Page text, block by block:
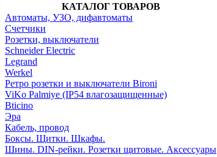
КАТАЛОГ ТОВАРОВ
Автоматы, УЗО, дифавтоматы
Счетчики
Розетки, выключатели
Schneider Electric
Legrand
Werkel
Ретро розетки и выключатели Bironi
ViKo Palmiye (IP54 влагозащищенные)
Bticino
Эра
Кабель, провод
Боксы. Щитки. Шкафы.
Шины. DIN-рейки. Розетки щитовые. Аксессуары